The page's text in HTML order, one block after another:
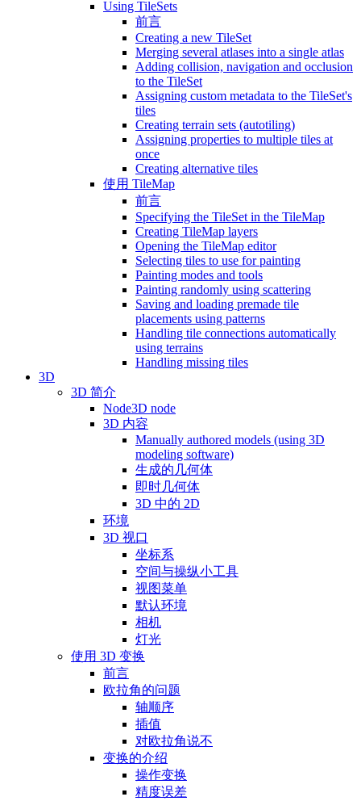
Using TileSets
前言
Creating a new TileSet
Merging several atlases into a single atlas
Adding collision, navigation and occlusion
to the TileSet
Assigning custom metadata to the TileSet's
tiles
Creating terrain sets (autotiling)
Assigning properties to multiple tiles at
once
Creating alternative tiles
使用 TileMap
前言
Specifying the TileSet in the TileMap
Creating TileMap layers
Opening the TileMap editor
Selecting tiles to use for painting
Painting modes and tools
Painting randomly using scattering
Saving and loading premade tile
placements using patterns
Handling tile connections automatically
using terrains
Handling missing tiles
3D
3D 简介
Node3D node
3D 内容
Manually authored models (using 3D
modeling software)
生成的几何体
即时几何体
3D 中的 2D
环境
3D 视口
坐标系
空间与操纵小工具
视图菜单
默认环境
相机
灯光
使用 3D 变换
前言
欧拉角的问题
轴顺序
插值
对欧拉角说不
变换的介绍
操作变换
精度误差